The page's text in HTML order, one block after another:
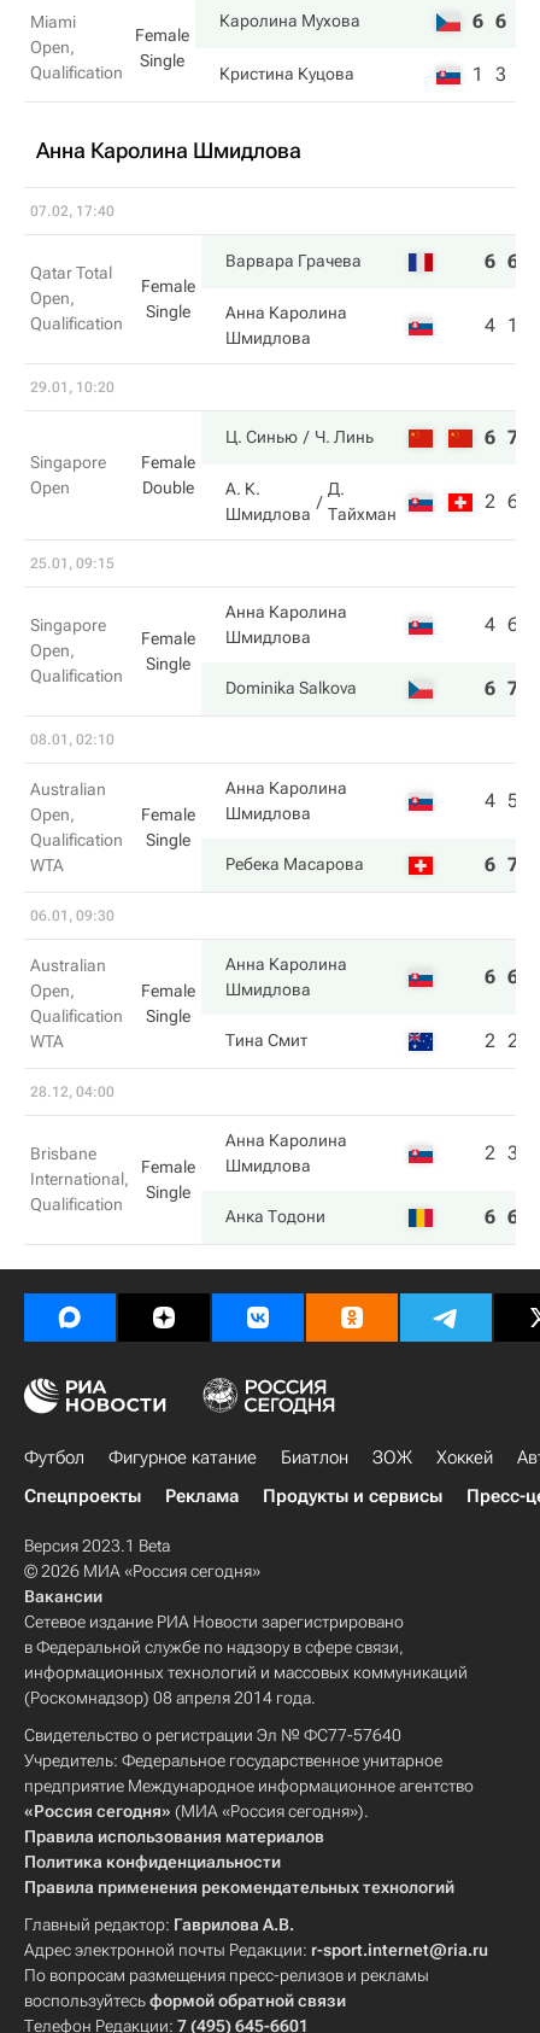
Miami
Open,
Qualification
Female
Single
Каролина Мухова 6 6
Кристина Куцова 1 3
Анна Каролина Шмидлова
07.02, 17:40
Qatar Total
Open,
Qualification
Female
Single
Варвара Грачева 6 6
Анна Каролина
Шмидлова
4 1
29.01, 10:20
Singapore
Open
Female
Double
Ц. Синью Ч. Линь 6 7
А. К.
Шмидлова
Д.
Тайхман
2 6
25.01, 09:15
Singapore
Open,
Qualification
Female
Single
Анна Каролина
Шмидлова
4 6
Dominika Salkova 6 7
08.01, 02:10
Australian
Open,
Qualification
WTA
Female
Single
Анна Каролина
Шмидлова
4 5
Ребека Масарова 6 7
06.01, 09:30
Australian
Open,
Qualification
WTA
Female
Single
Анна Каролина
Шмидлова
6 6
Тина Смит 2 2
28.12, 04:00
Brisbane
International,
Qualification
Female
Single
Анна Каролина
Шмидлова
2 3
Анка Тодони 6 6
Футбол Фигурное катание Биатлон ЗОЖ Хоккей
Спецпроекты
Реклама Продукты и сервисы Пресс-
Версия 2023.1 Beta
© 2026 МИА «Россия сегодня»
Вакансии
Сетевое издание РИА Новости зарегистрировано
в Федеральной службе по надзору в сфере связи,
информационных технологий и массовых коммуникаций
(Роскомнадзор) 08 апреля 2014 года.
Свидетельство о регистрации Эл № ФС77-57640
Учредитель: Федеральное государственное унитарное
предприятие Международное информационное агентство
«Россия сегодня» (МИА «Россия сегодня»).
Правила использования материалов
Политика конфиденциальности
Правила применения рекомендательных технологий
Главный редактор: Гаврилова А.В.
Адрес электронной почты Редакции: r-sport.internet@ria.ru
По вопросам размещения пресс-релизов и рекламы
воспользуйтесьформой обратной связи
Телефон Редакции: 7 (495) 645-6601